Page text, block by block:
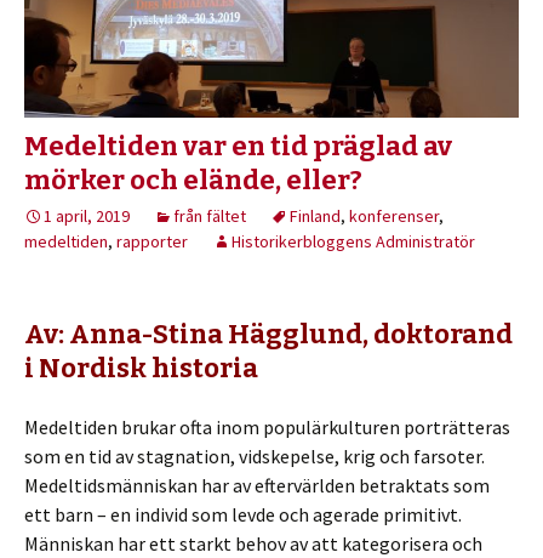
Medeltiden var en tid präglad av
mörker och elände, eller?
1 april, 2019 från fältet Finland, konferenser,
medeltiden, rapporter Historikerbloggens Administratör
Av: Anna-Stina Hägglund, doktorand
i Nordisk historia
Medeltiden brukar ofta inom populärkulturen porträtteras
som en tid av stagnation, vidskepelse, krig och farsoter.
Medeltidsmänniskan har av eftervärlden betraktats som
ett barn – en individ som levde och agerade primitivt.
Människan har ett starkt behov av att kategorisera och